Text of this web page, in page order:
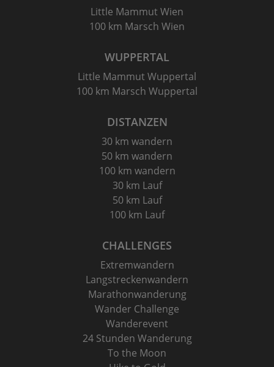
Little Mammut Wien
100 km Marsch Wien
WUPPERTAL
Little Mammut Wuppertal
100 km Marsch Wuppertal
DISTANZEN
30 km wandern
50 km wandern
100 km wandern
30 km Lauf
50 km Lauf
100 km Lauf
CHALLENGES
Extremwandern
Langstreckenwandern
Marathonwanderung
Wander Challenge
Wanderevent
24 Stunden Wanderung
To the Moon